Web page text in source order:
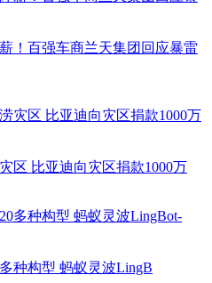
！百强车商兰天集团回应暴雷
区 比亚迪向灾区捐款1000万
种构型 蚂蚁灵波LingB